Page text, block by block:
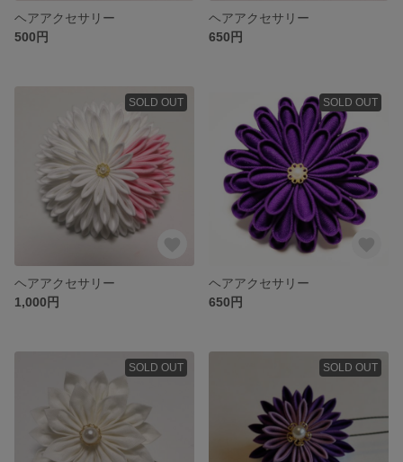
ヘアアクセサリー
500円
ヘアアクセサリー
650円
SOLD OUT
ヘアアクセサリー
1,000円
SOLD OUT
ヘアアクセサリー
650円
SOLD OUT SOLD OUT